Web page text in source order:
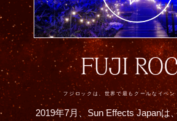
FUJI
フジロックは、世界で最もクールなイベン
2019年7月、Sun Effects Japanは